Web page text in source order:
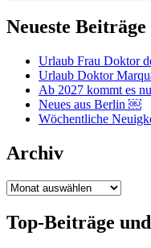
Neueste Beiträge
Urlaub Frau Doktor
Urlaub Doktor
Ab 2027 kommt es
Neues aus Berlin ￼
Wöchentliche
Archiv
Archiv
Top-Beiträge